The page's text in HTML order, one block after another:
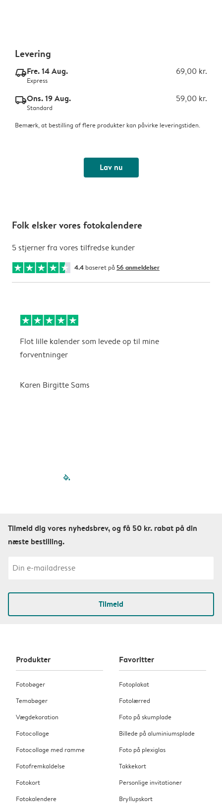
Levering
delivery_express_v2Fre. 14 Aug. 69,00 kr.
Express
delivery_standard_v2Ons. 19 Aug. 59,00 kr.
Standard
Bemærk, at bestilling af flere produkter kan påvirke leveringstiden.
Lav nu
Folk elsker vores fotokalendere
5 stjerner fra vores tilfredse kunder
4.4 baseret på 56 anmeldelser
Flot lille kalender som levede op til mine
forventninger
Karen Birgitte Sams
filled-pagination
Tilmeld dig vores nyhedsbrev, og få 50 kr. rabat på din
næste bestilling.
Tilmeld
Produkter
Fotobøger
Temabøger
Vægdekoration
Fotocollage
Fotocollage med ramme
Fotofremkaldelse
Fotokort
Fotokalendere
Favoritter
Fotoplakat
Fotolærred
Foto på skumplade
Billede på aluminiumsplade
Foto på plexiglas
Takkekort
Personlige invitationer
Bryllupskort